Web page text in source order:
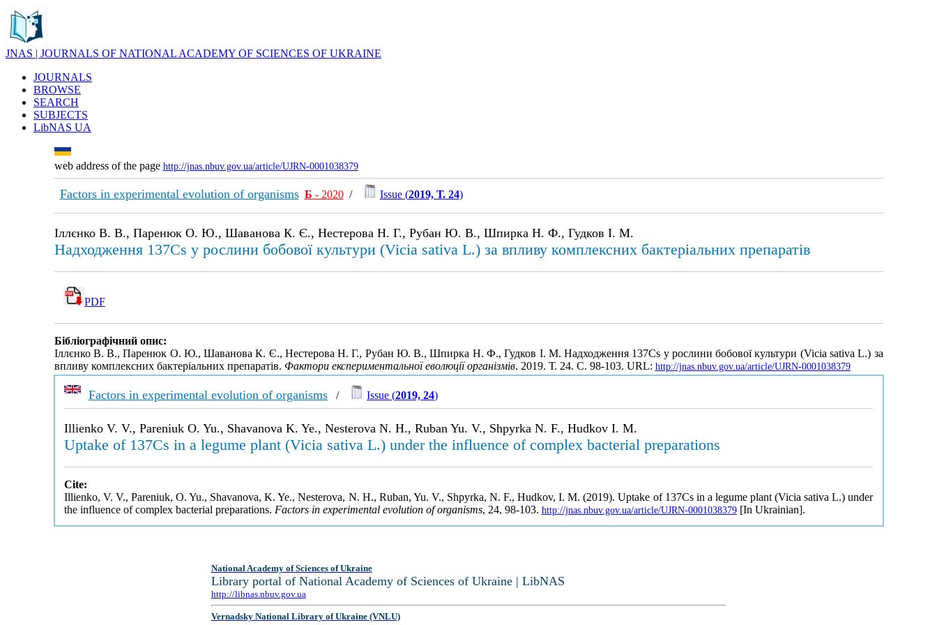
JNAS | JOURNALS OF NATIONAL ACADEMY OF SCIENCES OF UKRAINE
JOURNALS
BROWSE
SEARCH
SUBJECTS
LibNAS UA
web address of the page http://jnas.nbuv.gov.ua/article/UJRN-0001038379
Factors in experimental evolution of organisms Б - 2020/ Issue (2019, Т. 24)
Іллєнко В. В., Паренюк О. Ю., Шаванова К. Є., Нестерова Н. Г., Рубан Ю. В., Шпирка Н. Ф., Гудков І. М.
Надходження 137Cs у рослини бобової культури (Vicia sativa L.) за впливу комплексних бактеріальних препаратів
PDF
Бібліографічний опис:
Іллєнко В. В., Паренюк О. Ю., Шаванова К. Є., Нестерова Н. Г., Рубан Ю. В., Шпирка Н. Ф., Гудков І. М. Надходження 137Cs у рослини бобової культури (Vicia sativa L.) за
впливу комплексних бактеріальних препаратів. Фактори експериментальної еволюції організмів. 2019. Т. 24. С. 98-103. URL: http://jnas.nbuv.gov.ua/article/UJRN-0001038379
Factors in experimental evolution of organisms/ Issue (2019, 24)
Illienko V. V., Pareniuk O. Yu., Shavanova K. Ye., Nesterova N. H., Ruban Yu. V., Shpyrka N. F., Hudkov I. M.
Uptake of 137Cs in a legume plant (Vicia sativa L.) under the influence of complex bacterial preparations
Cite:
Illienko, V. V., Pareniuk, O. Yu., Shavanova, K. Ye., Nesterova, N. H., Ruban, Yu. V., Shpyrka, N. F., Hudkov, I. M. (2019). Uptake of 137Cs in a legume plant (Vicia sativa L.) under
the influence of complex bacterial preparations. Factors in experimental evolution of organisms, 24, 98-103. http://jnas.nbuv.gov.ua/article/UJRN-0001038379[In Ukrainian].
National Academy of Sciences of Ukraine
Library portal of National Academy of Sciences of Ukraine | LibNAS
http://libnas.nbuv.gov.ua
Vernadsky National Library of Ukraine (VNLU)